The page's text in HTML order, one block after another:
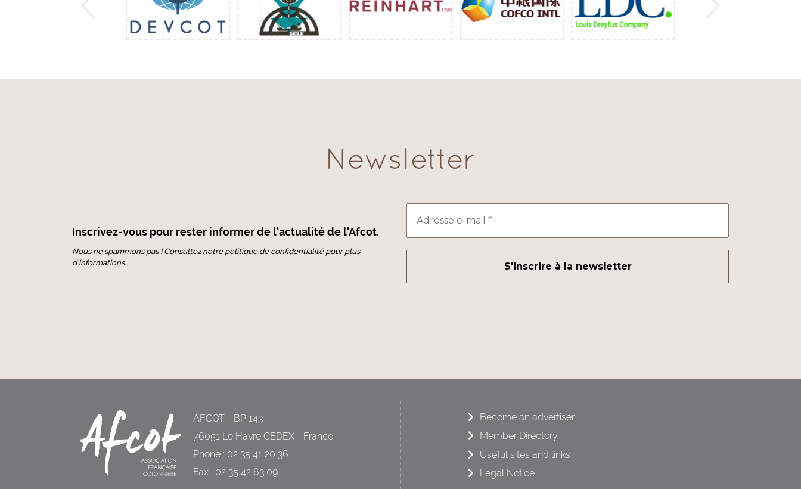
Newsletter
Inscrivez-vous pour rester informer de l'actualité de l'Afcot.
Nous ne spammons pas ! Consultez notre politique de confidentialitépour plus
d’informations.
AFCOT - BP 143
76051 Le Havre CEDEX - France
Phone : 02 35 41 20 36
Fax : 02 35 42 63 09
Become an advertiser
Member Directory
Useful sites and links
Legal Notice